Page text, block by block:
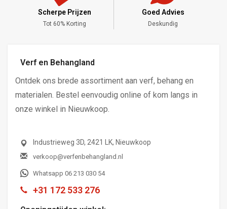
Scherpe Prijzen
Tot 60% Korting
Goed Advies
Deskundig
Verf en Behangland
Ontdek ons brede assortiment aan verf, behang en
materialen. Bestel eenvoudig online of kom langs in
onze winkel in Nieuwkoop.
Industrieweg 3D, 2421 LK, Nieuwkoop
verkoop@verfenbehangland.nl
Whatsapp 06 213 030 54
+31 172 533 276